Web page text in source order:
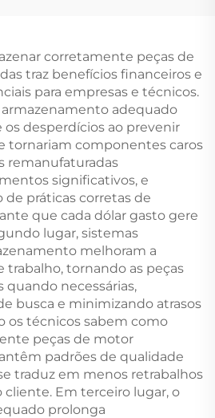
corretamente peças de
traz benefícios financeiros e
para empresas e técnicos.
adequado
desperdícios ao prevenir
tornariam componentes caros
remanufaturadas
significativos, e
práticas corretas de
que cada dólar gasto gere
lugar, sistemas
melhoram a
trabalho, tornando as peças
quando necessárias,
busca e minimizando atrasos
os técnicos sabem como
peças de motor
padrões de qualidade
traduz em menos retrabalhos
cliente. Em terceiro lugar, o
prolonga